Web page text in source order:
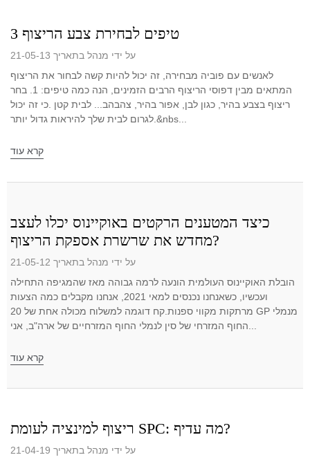
3 טיפים לבחירת צבע הריצוף
על ידי מנהל בתאריך 21-05-13
לאנשים עם פוביה מבחירה, זה יכול להיות קשה לבחור את הריצוף
המתאים מבין דפוסי הריצוף הרבים הזמינים, הנה כמה טיפים: 1. בחר
ריצוף בצבע בהיר, כגון לבן, אפור בהיר, צהבהב... לבית קטן .כי זה יכול
לגרום לבית שלך להיראות גדול יותר.&nbs...
קרא עוד
כיצד המטענים הרקטים באוקיינוס ​​​​יכלו לעצב
מחדש את שרשרת אספקת הריצוף?
על ידי מנהל בתאריך 21-05-12
הובלת האוקיינוס ​​העולמית הונעה לרמה גבוהה מאז שהמגיפה התחילה
ועכשיו, כשאנחנו נכנסים למאי 2021, אנחנו מקבלים כמה הצעות
מרתקות מקווי ספנות.קח דוגמה למשלוח מכולה אחת של 20 GP מנמלי
קרא עוד
ריצוף למינציה לעומת SPC: מה עדיף?
על ידי מנהל בתאריך 21-04-19